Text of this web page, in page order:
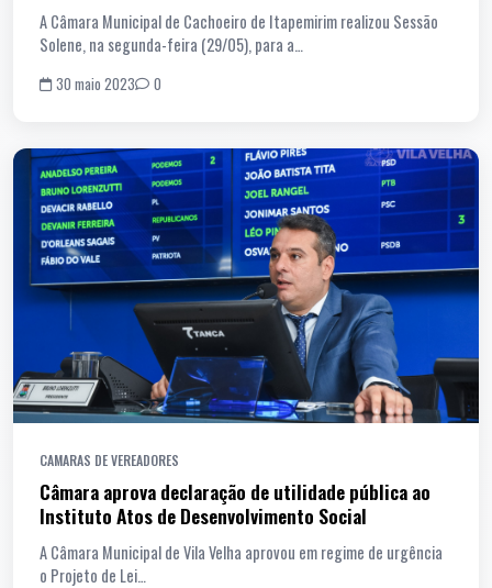
A Câmara Municipal de Cachoeiro de Itapemirim realizou Sessão
Solene, na segunda-feira (29/05), para a…
30 maio 2023 0
CAMARAS DE VEREADORES
Câmara aprova declaração de utilidade pública ao
Instituto Atos de Desenvolvimento Social
A Câmara Municipal de Vila Velha aprovou em regime de urgência
o Projeto de Lei…